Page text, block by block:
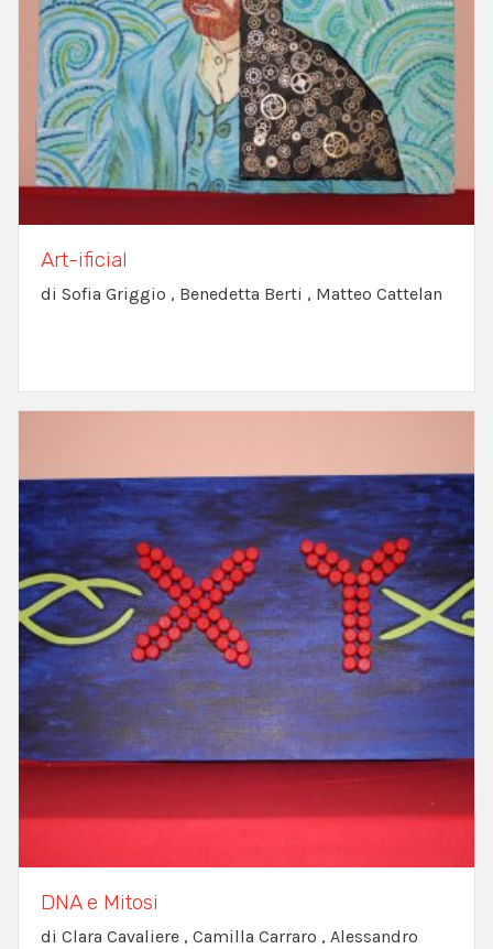
Art-ificial
di Sofia Griggio , Benedetta Berti , Matteo Cattelan
DNA e Mitosi
di Clara Cavaliere , Camilla Carraro , Alessandro